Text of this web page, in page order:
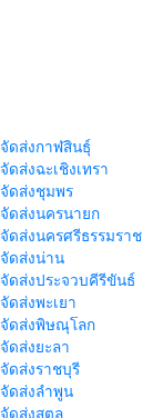
ดส่งกาฬสินธุ์
ดส่งฉะเชิงเทรา
ดส่งชุมพร
ดส่งนครนายก
ดส่งนครศรีธรรมราช
ดส่งน่าน
ดส่งประจวบคีรีขันธ์
ดส่งพะเยา
ดส่งพิษณุโลก
ดส่งยะลา
ดส่งราชบุรี
ดส่งลำพูน
ดส่งสตูล